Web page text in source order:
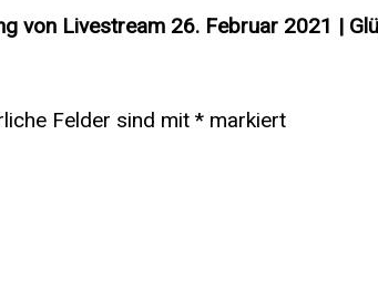
von Livestream 26. Februar 2021 |
Felder sind mit * markiert